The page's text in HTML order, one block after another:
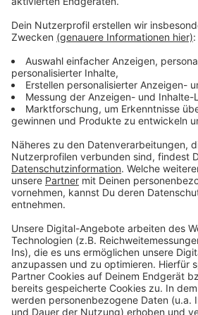
Weißglut treiben. Bahnstreiks.
Autofahren können. Menschen, die
benutzen. Wo andere sich vor
Gesicht bis zum Bauchnabel ziehen
gegen die Wand hauen wollen, geht
zwischen wirren Gedanken und
Alltagsbeobachtung. Ein bisschen
meistens bunt und nie ganz ernst